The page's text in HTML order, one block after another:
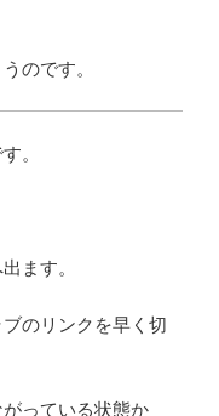
のです。
。
ます。
のリンクを早く切
っている状態か